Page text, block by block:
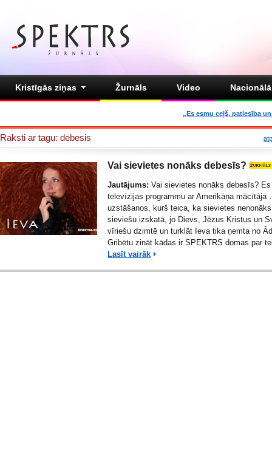
Kristīgās ziņas Žurnāls Video
„Es esmu ceļš, patiesība
Raksti ar tagu: debesis
Vai sievietes nonāks debesīs?
Jautājums: Vai sievietes nonāks debesīs?
televīzijas programmu ar Amerikāņa mācītāja
uzstāšanos, kurš teica, ka sievietes
sieviešu izskatā, jo Dievs, Jēzus Kristus un
vīriešu dzimtē un turklāt Ieva tika ņemta no
Gribētu zināt kādas ir SPEKTRS domas par
Lasīt vairāk